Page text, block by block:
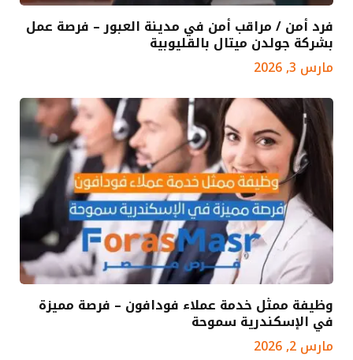
فرد أمن / مراقب أمن في مدينة العبور – فرصة عمل
بشركة جولدن ميتال بالقليوبية
مارس 3, 2026
وظيفة ممثل خدمة عملاء فودافون – فرصة مميزة
في الإسكندرية سموحة
مارس 2, 2026